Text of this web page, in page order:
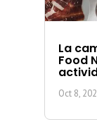
La
Food
Oct 8,